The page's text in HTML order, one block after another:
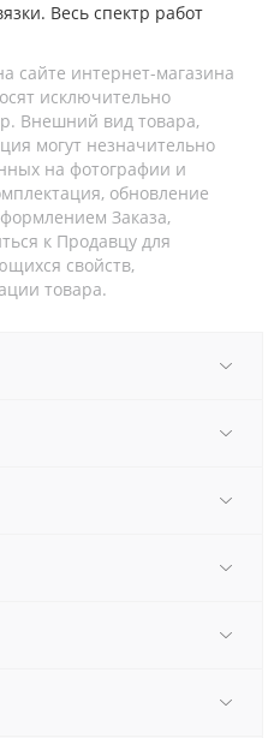
Весь спектр работ
сайте интернет-магазина
исключительно
Внешний вид товара,
могут незначительно
на фотографии и
обновление
Заказа,
к Продавцу для
свойств,
товара.